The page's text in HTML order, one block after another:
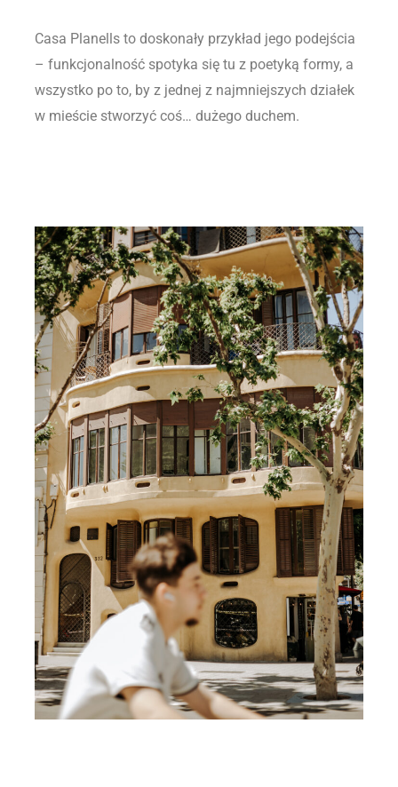
Casa Planells to doskonały przykład jego podejścia
– funkcjonalność spotyka się tu z poetyką formy, a
wszystko po to, by z jednej z najmniejszych działek
w mieście stworzyć coś… dużego duchem.